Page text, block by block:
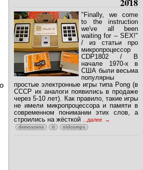
5 сентября
2018
"Finally, we come
to the instruction
we've all been
waiting for – SEX!"
/ из статьи про
микропроцессор
CDP1802 / В
начале 1970-х в
США были весьма
популярны
простые электронные игры типа Pong (в
СССР их аналоги появились в продаже
через 5-10 лет). Как правило, такие игры
не имели микропроцессора и памяти в
современном понимании этих слов, а
строились на жёсткой...далее